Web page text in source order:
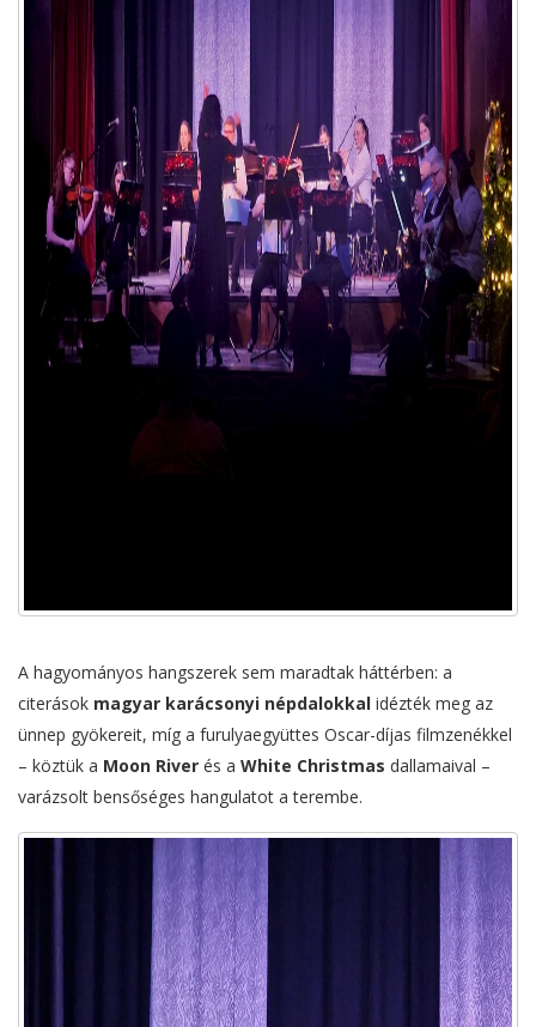
A hagyományos hangszerek sem maradtak háttérben: a
citerások magyar karácsonyi népdalokkal idézték meg az
ünnep gyökereit, míg a furulyaegyüttes Oscar-díjas filmzenékkel
– köztük a Moon River és a White Christmas dallamaival –
varázsolt bensőséges hangulatot a terembe.